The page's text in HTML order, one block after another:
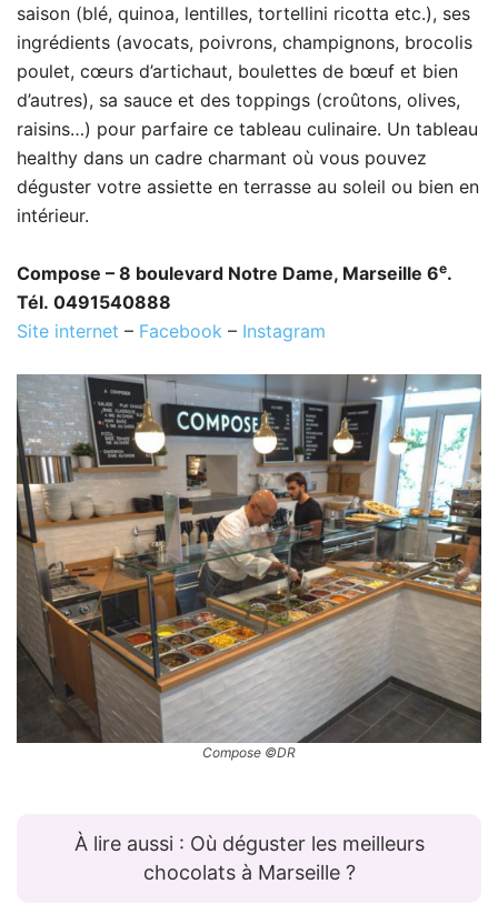
saison (blé, quinoa, lentilles, tortellini ricotta etc.), ses
ingrédients (avocats, poivrons, champignons, brocolis
poulet, cœurs d’artichaut, boulettes de bœuf et bien
d’autres), sa sauce et des toppings (croûtons, olives,
raisins…) pour parfaire ce tableau culinaire. Un tableau
healthy dans un cadre charmant où vous pouvez
déguster votre assiette en terrasse au soleil ou bien en
intérieur.
Compose – 8 boulevard Notre Dame, Marseille 6e.
Tél. 0491540888
Site internet – Facebook – Instagram
Compose ©DR
À lire aussi : Où déguster les meilleurs
chocolats à Marseille ?